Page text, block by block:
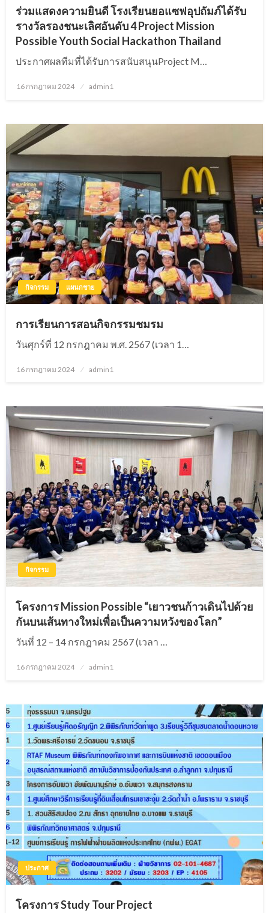
ร่วมแสดงความยินดี โรงเรียนยอแซฟอุปถัมภ์ได้รับ
รางวัลรองชนะเลิศอันดับ 4 Project Mission
Possible Youth Social Hackathon Thailand
ประกาศผลทีมที่ได้รับการสนับสนุนProject M…
Posted
16 กรกฎาคม 2024 admin1
กิจกรรม แผนกชาย
การเรียนการสอนกิจกรรมชมรม
วันศุกร์ที่ 12 กรกฎาคม พ.ศ. 2567 (เวลา 1…
Posted
16 กรกฎาคม 2024 admin1
กิจกรรม
โครงการ Mission Possible “เยาวชนก้าวเดินไปด้วย
กันบนเส้นทางใหม่เพื่อเป็นความหวังของโลก”
วันที่ 12 – 14 กรกฎาคม 2567 (เวลา …
Posted
16 กรกฎาคม 2024 admin1
ประกาศ
โครงการ Study Tour Project